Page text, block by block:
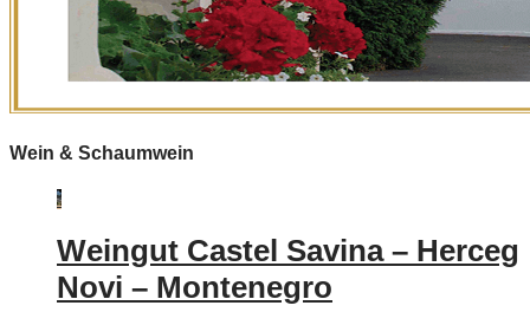
Wein & Schaumwein
Weingut Castel Savina – Herceg
Novi – Montenegro